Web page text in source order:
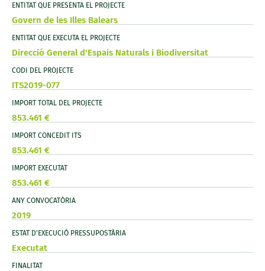
ENTITAT QUE PRESENTA EL PROJECTE
Govern de les Illes Balears
ENTITAT QUE EXECUTA EL PROJECTE
Direcció General d'Espais Naturals i Biodiversitat
CODI DEL PROJECTE
ITS2019-077
IMPORT TOTAL DEL PROJECTE
853.461 €
IMPORT CONCEDIT ITS
853.461 €
IMPORT EXECUTAT
853.461 €
ANY CONVOCATÒRIA
2019
ESTAT D'EXECUCIÓ PRESSUPOSTÀRIA
Executat
FINALITAT